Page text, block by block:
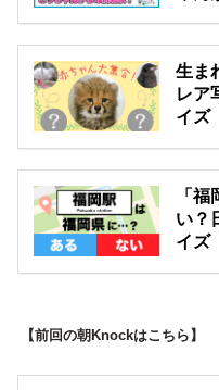
生ま
レア
イズ
「
い？
イズ
【前回の朝Knockはこちら】